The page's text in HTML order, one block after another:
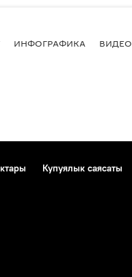
ИНФОГРАФИКА ВИДЕО
Купуялык саясаты